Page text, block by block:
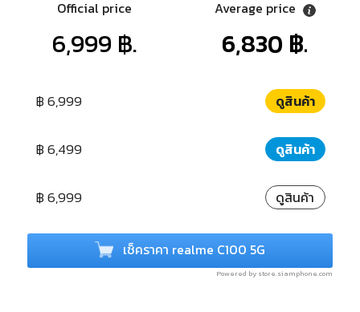
Official price
6,999 ฿.
Average price
6,830 ฿.
฿ 6,999 ดูสินค้า
฿ 6,499 ดูสินค้า
฿ 6,999 ดูสินค้า
เช็คราคา realme C100 5G
Powered by store.siamphone.com